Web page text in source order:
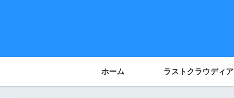
ホーム ラストクラウディア